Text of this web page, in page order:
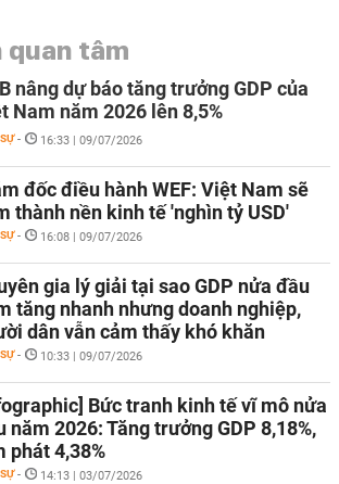
quan tâm
nâng dự báo tăng trưởng GDP của
Nam năm 2026 lên 8,5%
- 16:33 | 09/07/2026
đốc điều hành WEF: Việt Nam sẽ
thành nền kinh tế 'nghìn tỷ USD'
- 16:08 | 09/07/2026
gia lý giải tại sao GDP nửa đầu
tăng nhanh nhưng doanh nghiệp,
dân vẫn cảm thấy khó khăn
- 10:33 | 09/07/2026
Bức tranh kinh tế vĩ mô nửa
năm 2026: Tăng trưởng GDP 8,18%,
phát 4,38%
- 14:13 | 03/07/2026